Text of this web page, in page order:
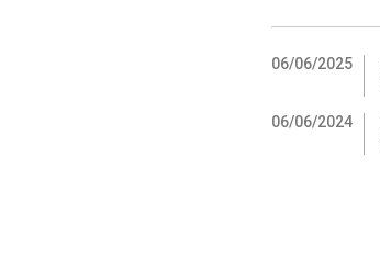
06/06/2025
06/06/2024